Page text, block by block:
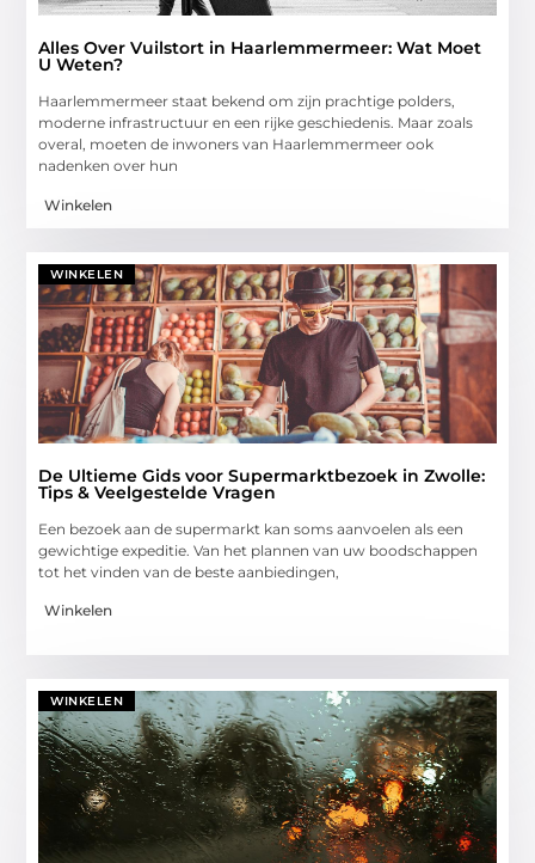
Alles Over Vuilstort in Haarlemmermeer: Wat Moet
U Weten?
Haarlemmermeer staat bekend om zijn prachtige polders,
moderne infrastructuur en een rijke geschiedenis. Maar zoals
overal, moeten de inwoners van Haarlemmermeer ook
nadenken over hun
Winkelen
WINKELEN
De Ultieme Gids voor Supermarktbezoek in Zwolle:
Tips & Veelgestelde Vragen
Een bezoek aan de supermarkt kan soms aanvoelen als een
gewichtige expeditie. Van het plannen van uw boodschappen
tot het vinden van de beste aanbiedingen,
Winkelen
WINKELEN